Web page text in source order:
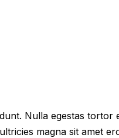
Nulla egestas tortor
magna sit amet